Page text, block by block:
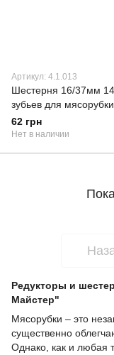
Артикул: 4.1.013
Шестерня 16/37мм
зубьев для
62 грн
Нет в наличии
Редукторы и
Майстер"
Мясорубки – это
существенно
Однако, как и любая